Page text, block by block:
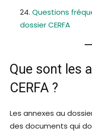
Questions
dossier CERFA
Que sont les
CERFA ?
Les annexes au
des documents qui